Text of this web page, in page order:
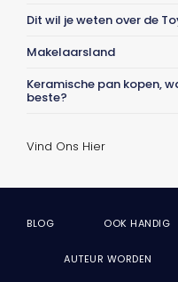
Dit wil je weten over de
Makelaarsland
Keramische pan kopen,
beste?
Vind Ons Hier
BLOG OOK HANDIG
AUTEUR WORDEN